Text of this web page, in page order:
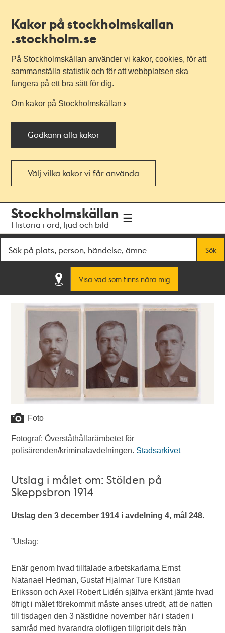
Kakor på stockholmskallan
.stockholm.se
På Stockholmskällan använder vi kakor, cookies, för att
sammanställa statistik och för att webbplatsen ska
fungera på ett bra sätt för dig.
Om kakor på Stockholmskällan
Godkänn alla kakor
Välj vilka kakor vi får använda
navigationen
huvudinnehållet
Stockholmskällan
Historia i ord, ljud och bild
Sök
Visa vad som finns nära mig
Foto
Fotograf: Överståthållarämbetet för
polisärenden/kriminalavdelningen. Stadsarkivet
Utslag i målet om: Stölden på
Skeppsbron 1914
Utslag den 3 december 1914 i avdelning 4, mål 248.
”Utslag:
Enär genom hvad tilltalade arbetskarlarna Ernst
Natanael Hedman, Gustaf Hjalmar Ture Kristian
Eriksson och Axel Robert Lidén själfva erkänt jämte hvad
öfrigt i målet förekommit måste anses utredt, att de natten
till tisdagen den 3 nästlidne november här i staden i
samråd med hvarandra olofligen tillgripit dels från